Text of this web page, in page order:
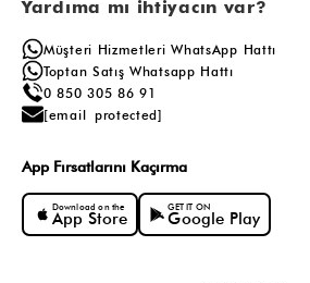
Yardıma mı ihtiyacın var?
Müşteri Hizmetleri WhatsApp Hattı
Toptan Satış Whatsapp Hattı
0 850 305 86 91
[email protected]
App Fırsatlarını Kaçırma
Download on the
App Store
GET IT ON
Google Play